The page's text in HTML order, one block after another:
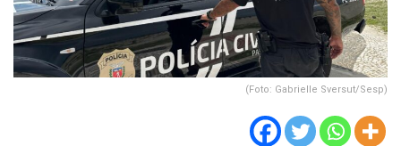
(Foto: Gabrielle Sversut/Sesp)